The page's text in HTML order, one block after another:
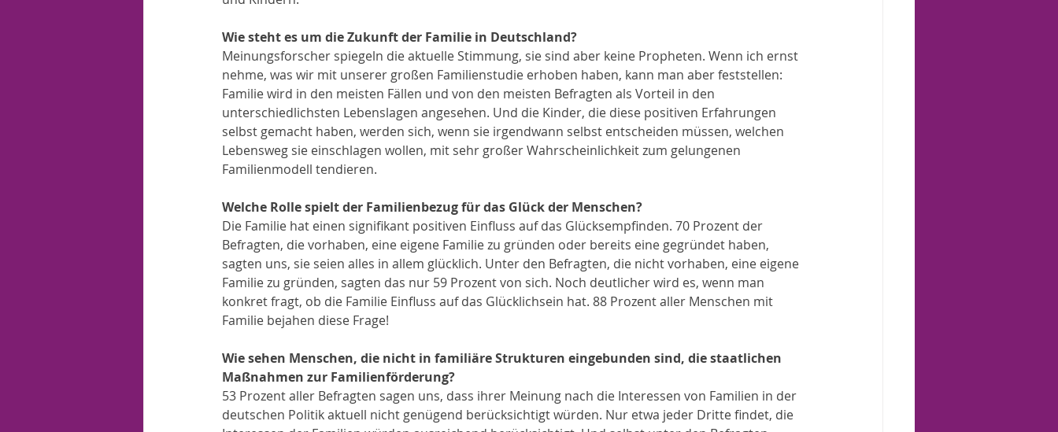
Wie steht es um die Zukunft der Familie in Deutschland?
Meinungsforscher spiegeln die aktuelle Stimmung, sie sind aber keine Propheten. Wenn ich ernst
nehme, was wir mit unserer großen Familienstudie erhoben haben, kann man aber feststellen:
Familie wird in den meisten Fällen und von den meisten Befragten als Vorteil in den
unterschiedlichsten Lebenslagen angesehen. Und die Kinder, die diese positiven Erfahrungen
selbst gemacht haben, werden sich, wenn sie irgendwann selbst entscheiden müssen, welchen
Lebensweg sie einschlagen wollen, mit sehr großer Wahrscheinlichkeit zum gelungenen
Familienmodell tendieren.
Welche Rolle spielt der Familienbezug für das Glück der Menschen?
Die Familie hat einen signifikant positiven Einfluss auf das Glücksempfinden. 70 Prozent der
Befragten, die vorhaben, eine eigene Familie zu gründen oder bereits eine gegründet haben,
sagten uns, sie seien alles in allem glücklich. Unter den Befragten, die nicht vorhaben, eine eigene
Familie zu gründen, sagten das nur 59 Prozent von sich. Noch deutlicher wird es, wenn man
konkret fragt, ob die Familie Einfluss auf das Glücklichsein hat. 88 Prozent aller Menschen mit
Familie bejahen diese Frage!
Wie sehen Menschen, die nicht in familiäre Strukturen eingebunden sind, die staatlichen
Maßnahmen zur Familienförderung?
53 Prozent aller Befragten sagen uns, dass ihrer Meinung nach die Interessen von Familien in der
deutschen Politik aktuell nicht genügend berücksichtigt würden. Nur etwa jeder Dritte findet, die